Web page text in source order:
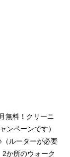
無料！クリーニ
ンペーンです）
ルーターが必要
か所のウォーク